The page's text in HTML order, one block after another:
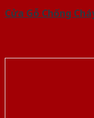
Cửa Gỗ Chống